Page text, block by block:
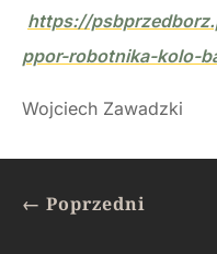
https://
ppor-robotnika-kolo-
Wojciech Zawadzki
← Poprzedni